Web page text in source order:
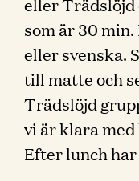
som är 30
eller svenska.
till matte och
Trädslöjd
vi är klara med
Efter lunch